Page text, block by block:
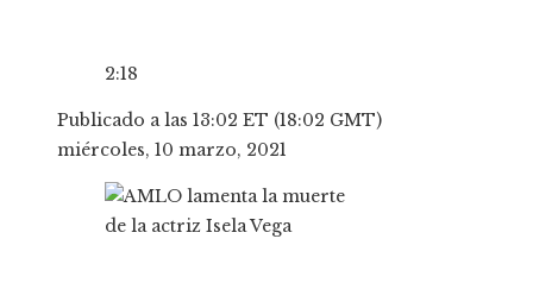
2:18
Publicado a las 13:02 ET (18:02 GMT)
miércoles, 10 marzo, 2021